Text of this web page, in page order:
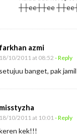
┼┼ee┼┼ee
farkhan azmi
18/10/2011 at 08:52 - Reply
setujuu banget, pak jamil
misstyzha
18/10/2011 at 10:01- Reply
kek!!!